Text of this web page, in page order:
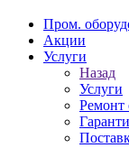
Пром.
Акции
Услуги
Назад
Услуги
Ремонт